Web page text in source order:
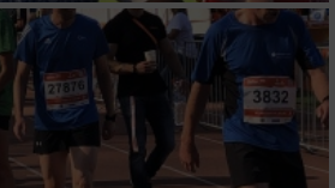
durch Statistiken
Daten aus
der Angebote